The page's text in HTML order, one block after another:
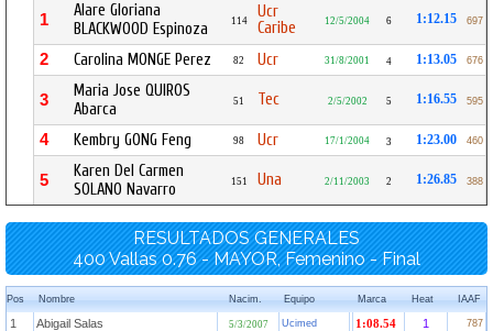
1
Alare Gloriana
BLACKWOOD Espinoza
114
Ucr
Caribe
12/5/2004 6 1:12.15 697
2 Carolina MONGE Perez 82 Ucr 31/8/2001 4 1:13.05 676
3
Maria Jose QUIROS
Abarca
51 Tec 2/5/2002 5 1:16.55 595
4 Kembry GONG Feng 98 Ucr 17/1/2004 3 1:23.00 460
5
Karen Del Carmen
SOLANO Navarro
151 Una 2/11/2003 2 1:26.85 388
RESULTADOS GENERALES
400 Vallas 0.76 - MAYOR, Femenino - Final
Pos Nombre Nacim. Equipo Marca Heat IAAF
1 Abigail Salas 5/3/2007 Ucimed 1:08.54 1 787